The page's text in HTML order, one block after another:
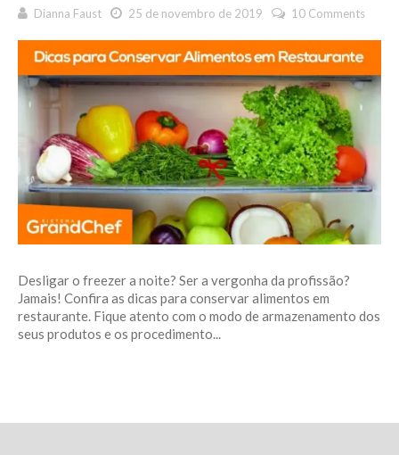
Dianna Faust 25 de novembro de 2019 10 Comments
Desligar o freezer a noite? Ser a vergonha da profissão?
Jamais! Confira as dicas para conservar alimentos em
restaurante. Fique atento com o modo de armazenamento dos
seus produtos e os procedimento...